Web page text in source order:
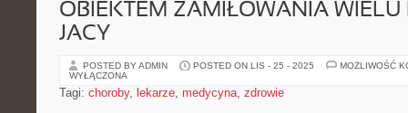
OBIEKTEM ZAMIŁOWANIA WIELU
JACY
POSTED BY ADMIN POSTED ON LIS - 25 - 2025
MOŻLIWOŚĆ
WYŁĄCZONA
Tagi: choroby, lekarze, medycyna, zdrowie